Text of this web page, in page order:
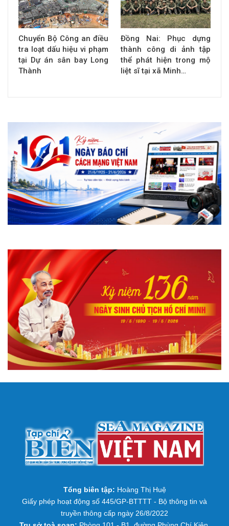
Chuyển Bộ Công an điều
tra loạt dấu hiệu vi phạm
tại Dự án sân bay Long
Thành
Đồng Nai: Phục dựng
thành công di ảnh tập
thể phát hiện trong mộ
liệt sĩ tại xã Minh…
Tổng biên tập: Hoàng Thị Huệ
Giấy phép hoạt động số 445/GP-BTTTT - Bộ thông tin và
truyền thông cấp ngày 26/8/2022